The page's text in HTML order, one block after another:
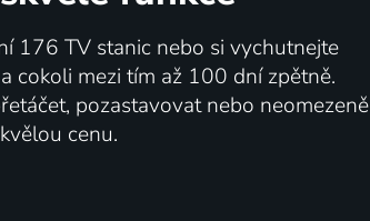
176 TV stanic nebo si vychutnejte
cokoli mezi tím až 100 dní zpětně.
pozastavovat nebo neomezeně
cenu.